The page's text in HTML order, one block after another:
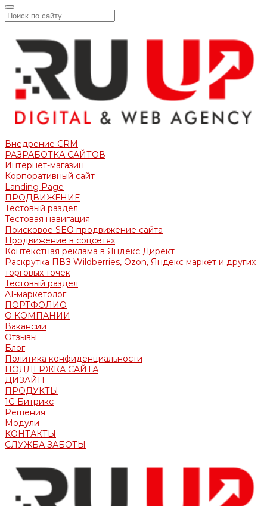
Внедрение CRM
РАЗРАБОТКА САЙТОВ
Интернет-магазин
Корпоративный сайт
Landing Page
ПРОДВИЖЕНИЕ
Тестовый раздел
Тестовая навигация
Поисковое SEO продвижение сайта
Продвижение в соцсетях
Контекстная реклама в Яндекс Директ
Раскрутка ПВЗ Wildberries, Ozon, Яндекс маркет и других
торговых точек
Тестовый раздел
AI-маркетолог
ПОРТФОЛИО
О КОМПАНИИ
Вакансии
Отзывы
Блог
Политика конфиденциальности
ПОДДЕРЖКА САЙТА
ДИЗАЙН
ПРОДУКТЫ
1С-Битрикс
Решения
Модули
КОНТАКТЫ
СЛУЖБА ЗАБОТЫ